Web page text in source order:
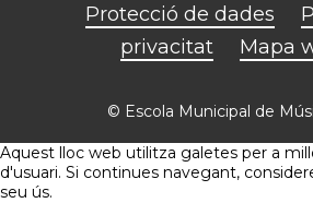
Protecció de dades
privacitat
Mapa
© Escola Municipal de
Aquest lloc web utilitza galetes per a
d'usuari. Si continues navegant,
seu ús.